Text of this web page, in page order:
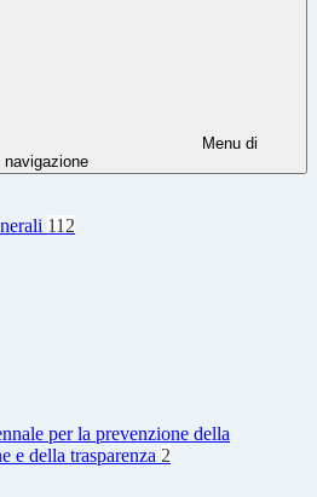
Menu di
navigazione
112
per la prevenzione della
e della trasparenza 2